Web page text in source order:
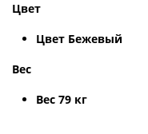
Цвет
Цвет Бежевый
Вес
Вес 79 кг